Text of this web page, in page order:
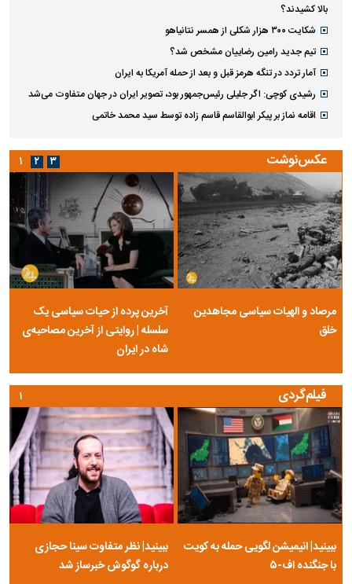
بالا کشیدند؟
شکایت ۳۰۰ هزار شکلی از همسر نتانیاهو
تیم جدید رامین رضاییان مشخص شد؟
آمار تردد در تنگه هرمز قبل و بعد از حمله آمریکا به ایران
رشیدی کوچی: اگر جلیلی رئیس‌جمهور بود، تصویر ایران در جهان متفاوت می‌شد
اقامه نماز بر پیکر ابوالقاسم قاسم زاده توسط سید محمد خاتمی
عکس‌نوشت
مرصاد و الهیات سیاسی مجاهدین
خلق
آخرین پرده از حیات سیاسی یک
سلسله | روایتی از آخرین مصاحبه‌ی
شاه در ایران
۱ ۲ ۳
فیلم‌گردی
ببینید| انیمیشن لگویی حمله به کویت
با جنگنده اف-۵
ببینید| نظر متفاوت سینا حجازی
درباره گوگوش خبرساز شد
۱